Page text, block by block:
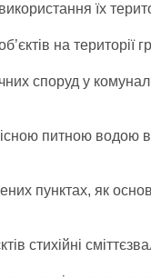
їх
на території
споруд у
питною водою
пунктах, як
стихійні